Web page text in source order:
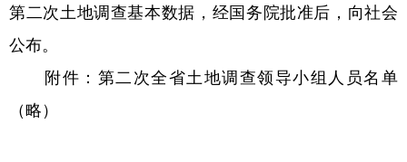
第二次土地调查基本数据，经国务院批准后，向社会
公布。
附件：第二次全省土地调查领导小组人员名单
（略）